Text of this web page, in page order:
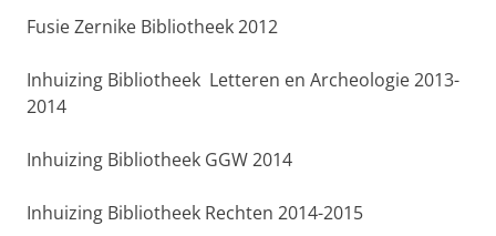
Fusie Zernike Bibliotheek 2012
Inhuizing Bibliotheek Letteren en Archeologie 2013-
2014
Inhuizing Bibliotheek GGW 2014
Inhuizing Bibliotheek Rechten 2014-2015